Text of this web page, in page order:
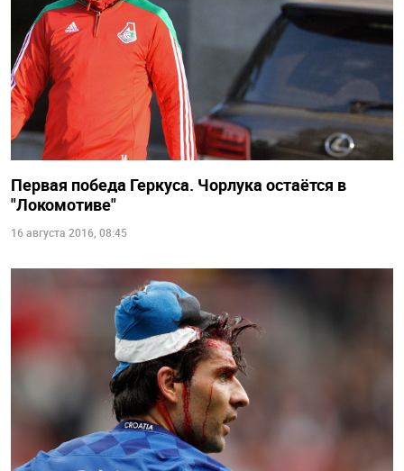
Первая победа Геркуса. Чорлука остаётся в
"Локомотиве"
16 августа 2016, 08:45